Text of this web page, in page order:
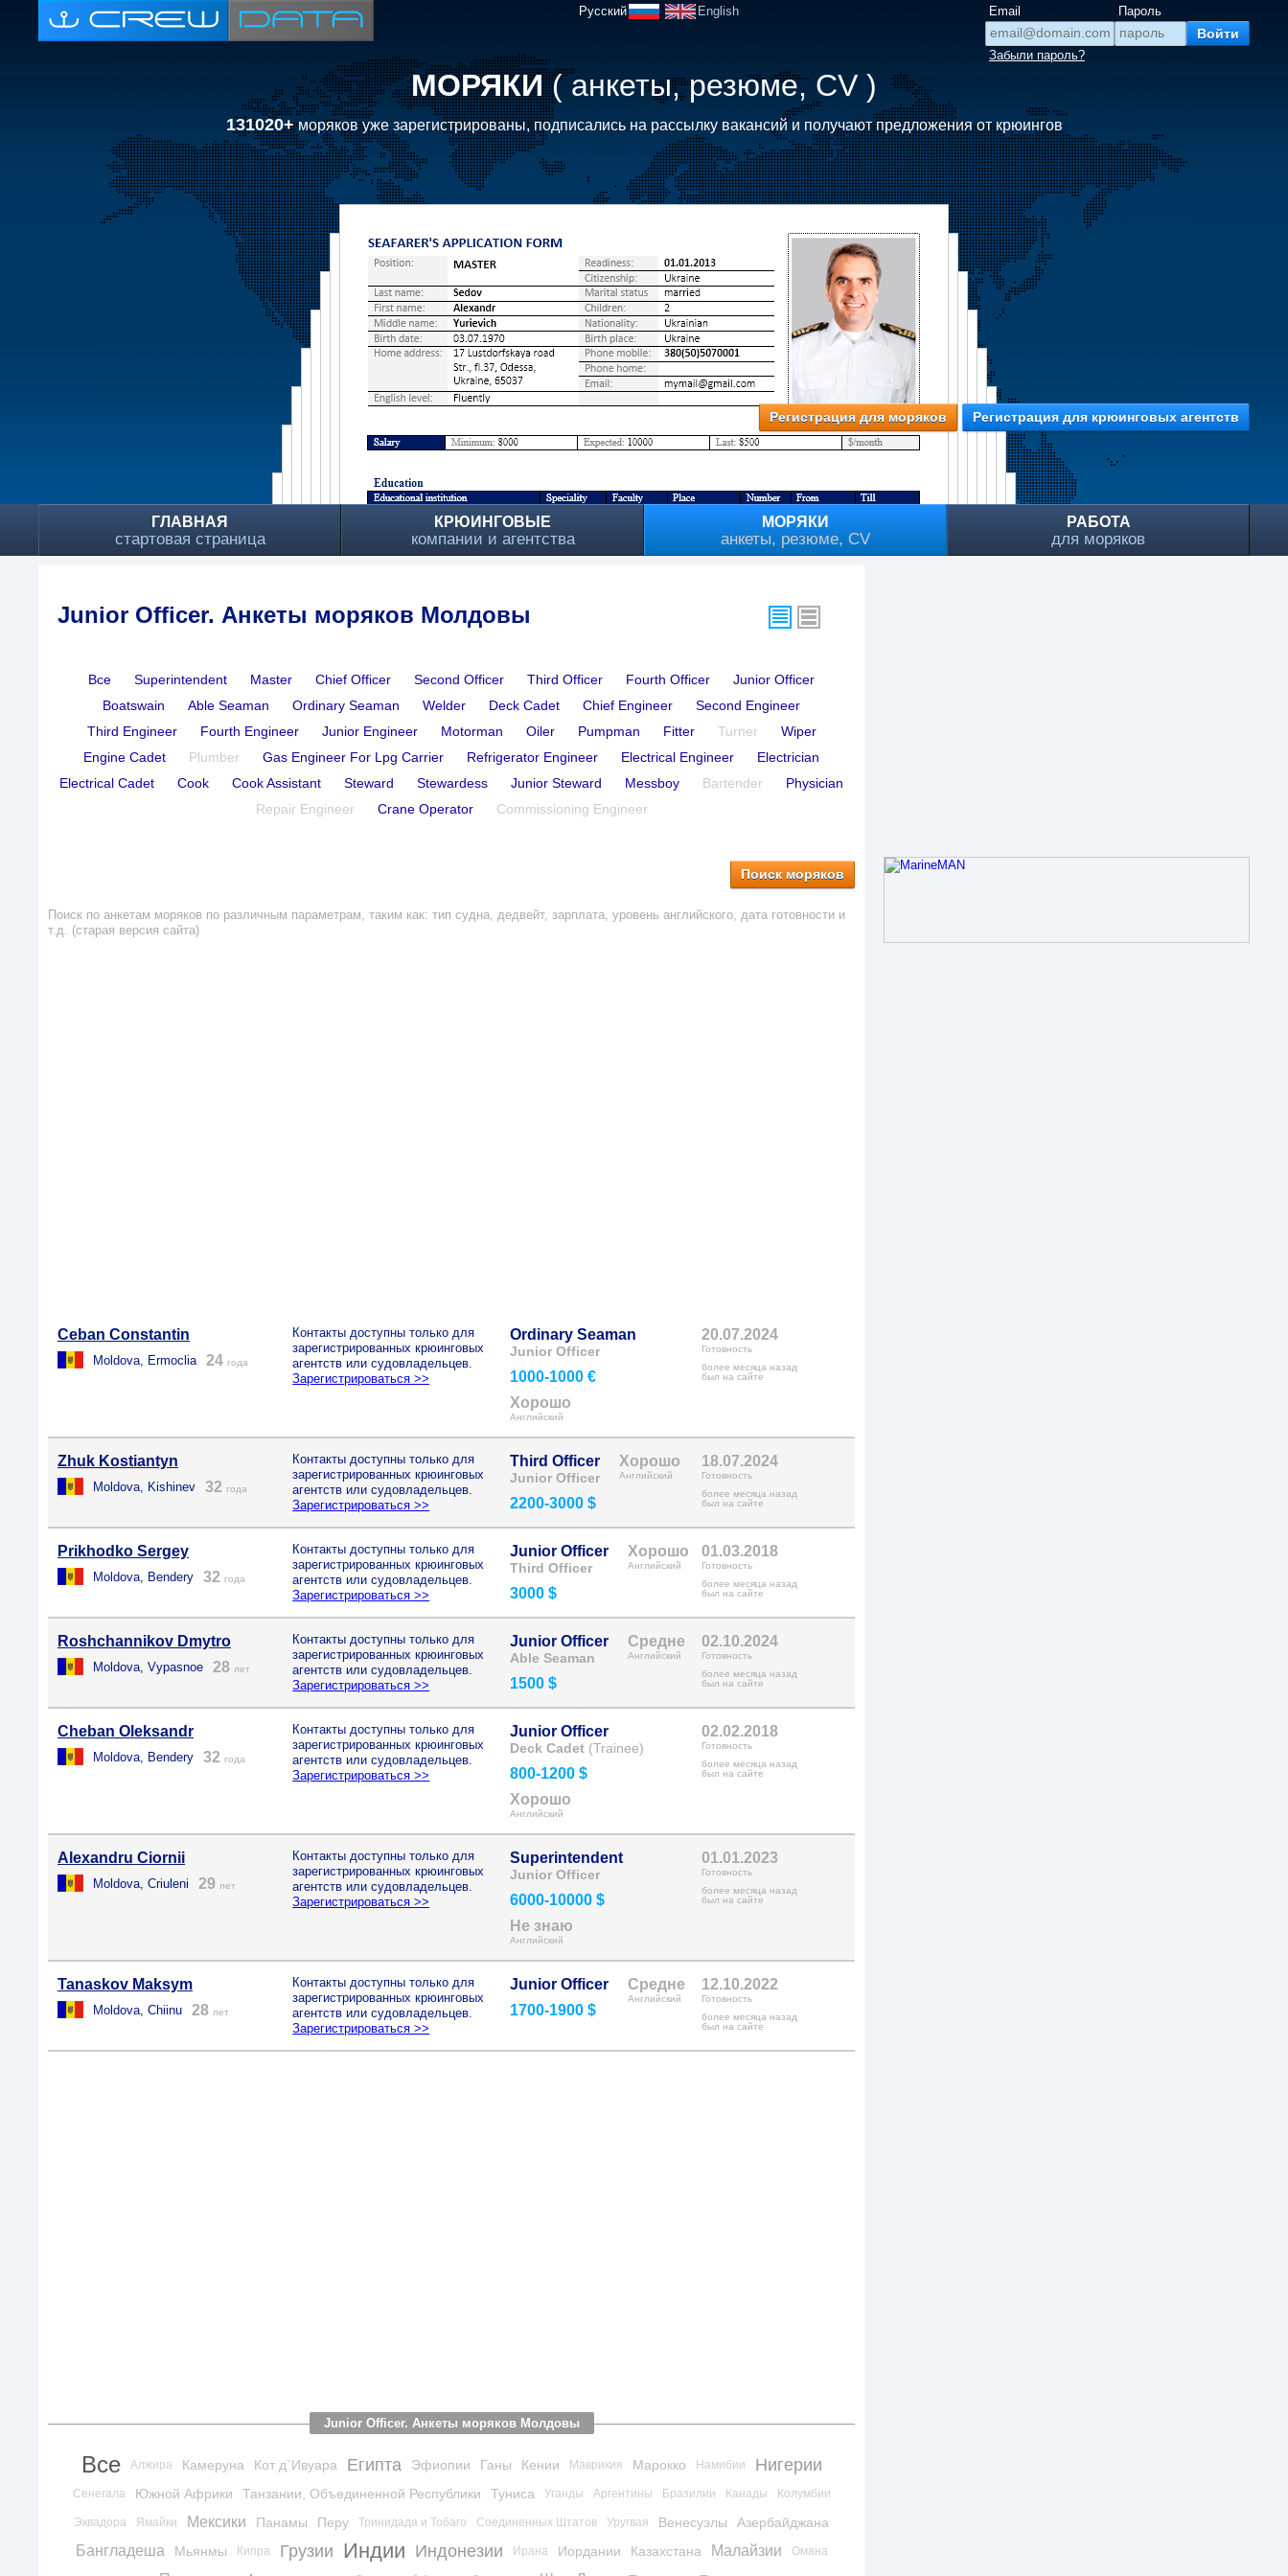
Русский English Email Пароль
Забыли пароль?
МОРЯКИ( анкеты, резюме, CV )
131020+моряков уже зарегистрированы, подписались на рассылку вакансий и получают предложения от крюингов
Регистрация для моряков Регистрация для крюинговых агентств
ГЛАВНАЯ
стартовая страница
КРЮИНГОВЫЕ
компании и агентства
МОРЯКИ
анкеты, резюме, CV
РАБОТА
для моряков
Junior Officer. Анкеты моряков Молдовы
Все Superintendent Master Chief Officer Second Officer Third Officer Fourth Officer
Junior Officer
Boatswain
Able Seaman Ordinary Seaman Welder Deck Cadet Chief Engineer
Second Engineer
Third Engineer
Fourth Engineer Junior Engineer Motorman Oiler Pumpman Fitter Turner
Wiper
Engine Cadet
Plumber Gas Engineer For Lpg Carrier Refrigerator Engineer Electrical Engineer
Electrician
Electrical Cadet
Cook Cook Assistant Steward Stewardess Junior Steward Messboy Bartender
Physician
Repair Engineer
Crane Operator Commissioning Engineer
Поиск моряков
Поиск по анкетам моряков по различным параметрам, таким как: тип судна, дедвейт, зарплата, уровень английского, дата готовности и
т.д. (старая версия сайта)
Ceban Constantin
Moldova, Ermoclia 24 года
Контакты доступны только для
зарегистрированных крюинговых
агентств или судовладельцев.
Зарегистрироваться >>
Ordinary Seaman
Junior Officer
1000-1000 €
Хорошо
Английский
20.07.2024
Готовность
более месяца назад
был на сайте
Zhuk Kostiantyn
Moldova, Kishinev 32 года
Контакты доступны только для
зарегистрированных крюинговых
агентств или судовладельцев.
Зарегистрироваться >>
Third Officer
Junior Officer
2200-3000 $
Хорошо
Английский
18.07.2024
Готовность
более месяца назад
был на сайте
Prikhodko Sergey
Moldova, Bendery 32 года
Контакты доступны только для
зарегистрированных крюинговых
агентств или судовладельцев.
Зарегистрироваться >>
Junior Officer
Third Officer
3000 $
Хорошо
Английский
01.03.2018
Готовность
более месяца назад
был на сайте
Roshchannikov Dmytro
Moldova, Vypasnoe 28 лет
Контакты доступны только для
зарегистрированных крюинговых
агентств или судовладельцев.
Зарегистрироваться >>
Junior Officer
Able Seaman
1500 $
Средне
Английский
02.10.2024
Готовность
более месяца назад
был на сайте
Cheban Oleksandr
Moldova, Bendery 32 года
Контакты доступны только для
зарегистрированных крюинговых
агентств или судовладельцев.
Зарегистрироваться >>
Junior Officer
Deck Cadet (Trainee)
800-1200 $
Хорошо
Английский
02.02.2018
Готовность
более месяца назад
был на сайте
Alexandru Ciornii
Moldova, Criuleni 29 лет
Контакты доступны только для
зарегистрированных крюинговых
агентств или судовладельцев.
Зарегистрироваться >>
Superintendent
Junior Officer
6000-10000 $
Не знаю
Английский
01.01.2023
Готовность
более месяца назад
был на сайте
Tanaskov Maksym
Moldova, Chiinu 28 лет
Контакты доступны только для
зарегистрированных крюинговых
агентств или судовладельцев.
Зарегистрироваться >>
Junior Officer
1700-1900 $
Средне
Английский
12.10.2022
Готовность
более месяца назад
был на сайте
Junior Officer. Анкеты моряков Молдовы
Все Алжира Камеруна Кот д`Ивуара Египта Эфиопии Ганы Кении Маврикия Марокко Намибии Нигерии
Сенегала Южной Африки Танзании, Объединенной Республики Туниса Уганды Аргентины Бразилии Канады Колумбии
Эквадора Ямайки Мексики Панамы Перу Тринидада и Тобаго Соединенных Штатов Уругвая Венесуэлы Азербайджана
Бангладеша Мьянмы Кипра Грузии Индии Индонезии Ирана Иордании Казахстана Малайзии Омана